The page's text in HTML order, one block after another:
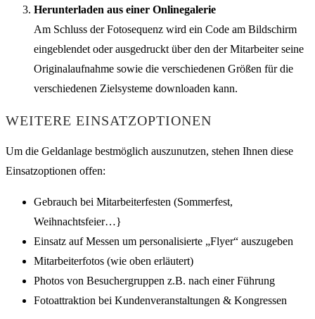
Herunterladen aus einer Onlinegalerie
Am Schluss der Fotosequenz wird ein Code am Bildschirm
eingeblendet oder ausgedruckt über den der Mitarbeiter seine
Originalaufnahme sowie die verschiedenen Größen für die
verschiedenen Zielsysteme downloaden kann.
WEITERE EINSATZOPTIONEN
Um die Geldanlage bestmöglich auszunutzen, stehen Ihnen diese
Einsatzoptionen offen:
Gebrauch bei Mitarbeiterfesten (Sommerfest,
Weihnachtsfeier…}
Einsatz auf Messen um personalisierte „Flyer“ auszugeben
Mitarbeiterfotos (wie oben erläutert)
Photos von Besuchergruppen z.B. nach einer Führung
Fotoattraktion bei Kundenveranstaltungen & Kongressen